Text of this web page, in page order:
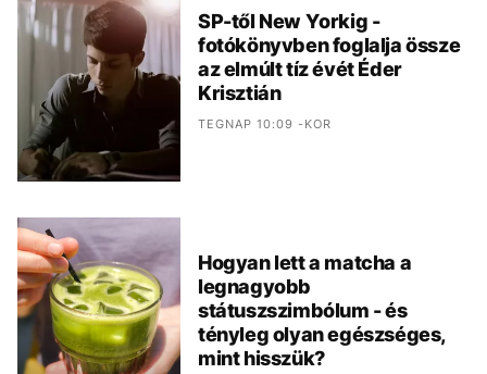
SP-től New Yorkig -
fotókönyvben foglalja össze
az elmúlt tíz évét Éder
Krisztián
TEGNAP 10:09 -KOR
Hogyan lett a matcha a
legnagyobb
státuszszimbólum - és
tényleg olyan egészséges,
mint hisszük?